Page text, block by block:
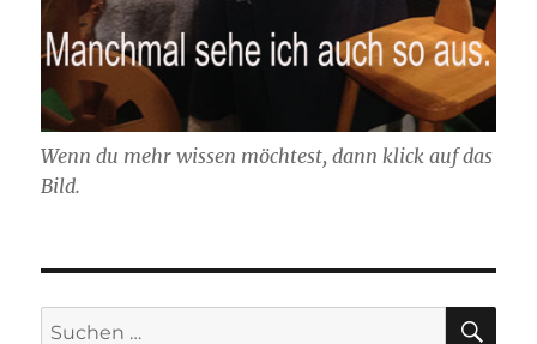
Wenn du mehr wissen möchtest, dann klick auf das
Bild.
Suchen